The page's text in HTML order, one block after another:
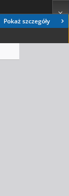
Pokaż szczegóły